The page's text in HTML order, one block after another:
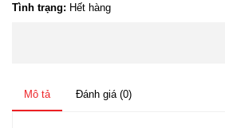
Tình trạng: Hết hàng
Mô tả Đánh giá (0)